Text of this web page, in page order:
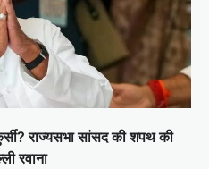
राज्यसभा सांसद की शपथ की
रवाना